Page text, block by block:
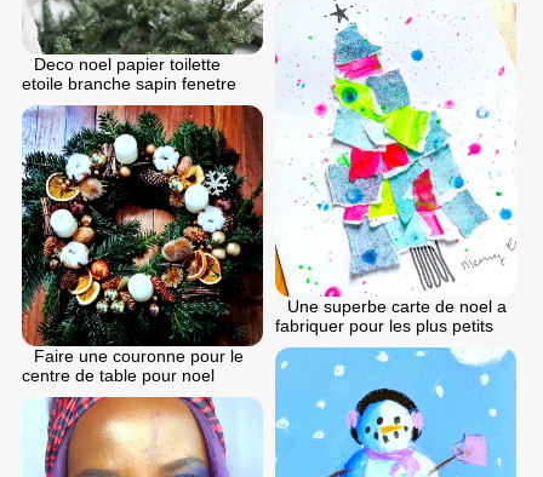
Deco noel papier toilette
etoile branche sapin fenetre
Une superbe carte de noel a
fabriquer pour les plus petits
Faire une couronne pour le
centre de table pour noel